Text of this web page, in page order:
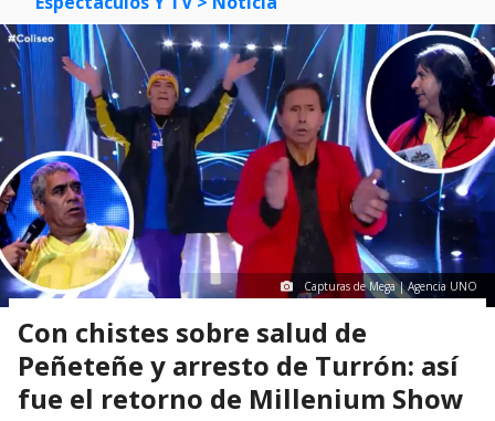
Capturas de Mega | Agencia UNO
Con chistes sobre salud de
Peñeteñe y arresto de Turrón: así
fue el retorno de Millenium Show